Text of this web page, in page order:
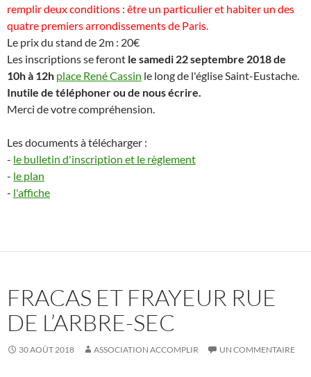
remplir deux conditions : être un particulier et habiter un des
quatre premiers arrondissements de Paris.
Le prix du stand de 2m : 20€
Les inscriptions se feront le samedi 22 septembre 2018 de
10h à 12h place René Cassin le long de l'église Saint-Eustache.
Inutile de téléphoner ou de nous écrire.
Merci de votre compréhension.
Les documents à télécharger :
- le bulletin d'inscription et le règlement
- le plan
- l'affiche
FRACAS ET FRAYEUR RUE
DE L’ARBRE-SEC
30 AOÛT 2018 ASSOCIATION ACCOMPLIR UN COMMENTAIRE